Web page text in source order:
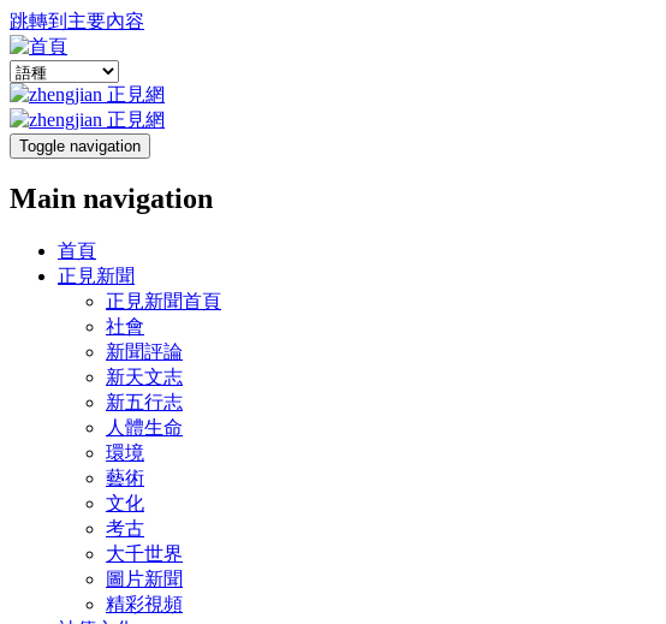
跳轉到主要內容
Toggle navigation
Main navigation
首頁
正見新聞
正見新聞首頁
社會
新聞評論
新天文志
新五行志
人體生命
環境
藝術
文化
考古
大千世界
圖片新聞
精彩視頻